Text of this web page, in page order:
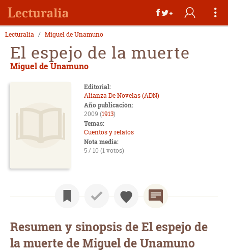
Lecturalia Miguel de Unamuno
El espejo de la muerte
Miguel de Unamuno
Editorial:
Alianza De Novelas (ADN)
Año publicación:
2009 (1913)
Temas:
Cuentos y relatos
Nota media:
5 / 10 (1 votos)
Resumen y sinopsis de El espejo de
la muerte de Miguel de Unamuno